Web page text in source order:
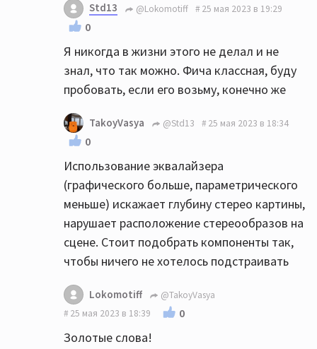
Std13 @Lokomotiff 25 мая 2023 в 19:29
0
Я никогда в жизни этого не делал и не
знал, что так можно. Фича классная, буду
пробовать, если его возьму, конечно же
TakoyVasya @Std13 25 мая 2023 в 18:34
0
Использование эквалайзера
(графического больше, параметрического
меньше) искажает глубину стерео картины,
нарушает расположение стереообразов на
сцене. Стоит подобрать компоненты так,
чтобы ничего не хотелось подстраивать
Lokomotiff
@TakoyVasya
25 мая 2023 в 18:39
0
Золотые слова!